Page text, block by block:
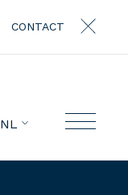
CONTACT
NL